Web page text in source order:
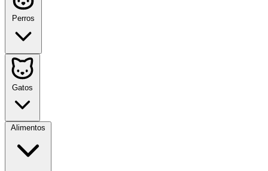
Perros
Gatos
Alimentos